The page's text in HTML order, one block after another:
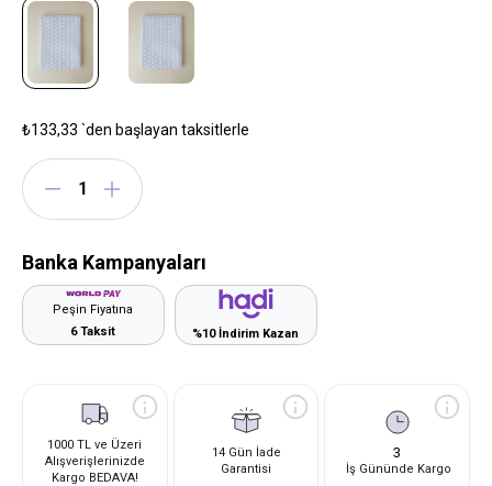
₺133,33 `den başlayan taksitlerle
Banka Kampanyaları
Peşin Fiyatına
6 Taksit
%10 İndirim Kazan
1000 TL ve Üzeri
Alışverişlerinizde
Kargo BEDAVA!
14 Gün İade
Garantisi
3
İş Gününde Kargo